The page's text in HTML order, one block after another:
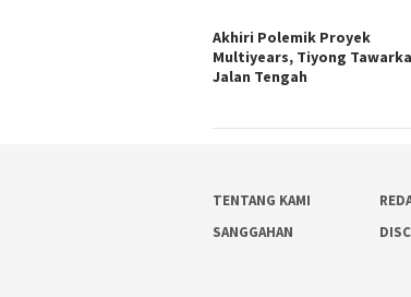
Akhiri Polemik Proyek
Multiyears, Tiyong
Jalan Tengah
TENTANG KAMI
SANGGAHAN